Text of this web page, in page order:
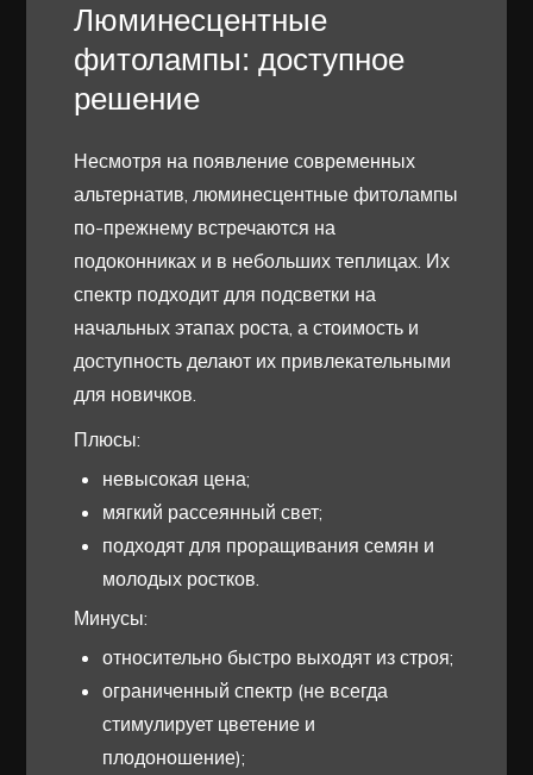
Люминесцентные
фитолампы: доступное
решение
Несмотря на появление современных
альтернатив, люминесцентные фитолампы
по-прежнему встречаются на
подоконниках и в небольших теплицах. Их
спектр подходит для подсветки на
начальных этапах роста, а стоимость и
доступность делают их привлекательными
для новичков.
Плюсы:
невысокая цена;
мягкий рассеянный свет;
подходят для проращивания семян и
молодых ростков.
Минусы:
относительно быстро выходят из строя;
ограниченный спектр (не всегда
стимулирует цветение и
плодоношение);